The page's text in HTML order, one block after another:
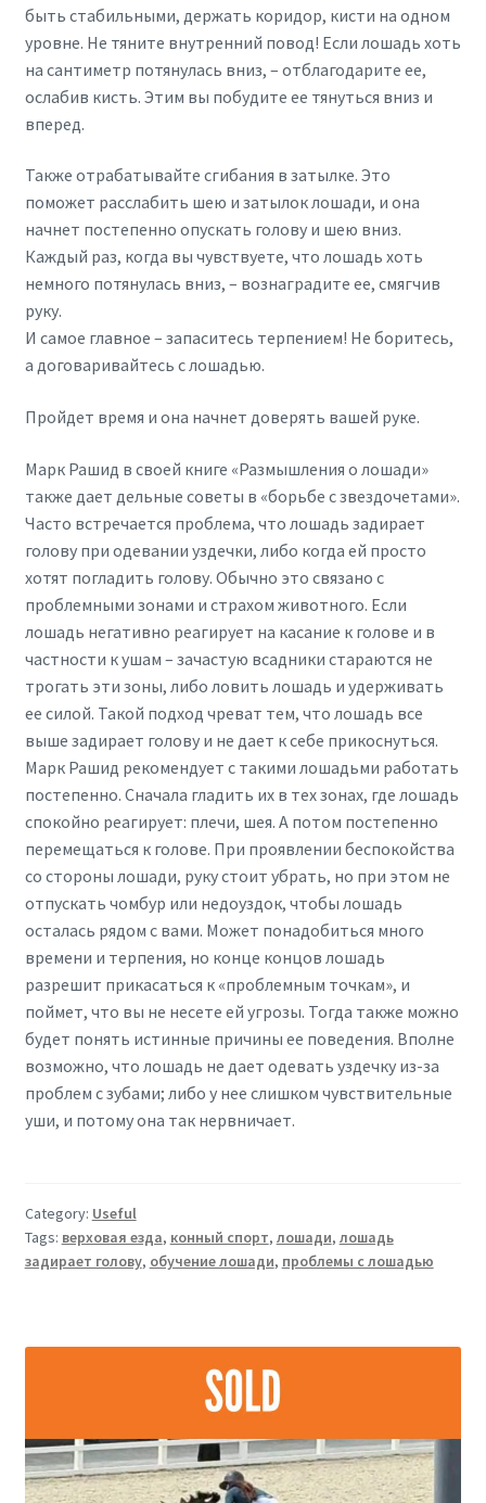
быть стабильными, держать коридор, кисти на одном
уровне. Не тяните внутренний повод! Если лошадь хоть
на сантиметр потянулась вниз, – отблагодарите ее,
ослабив кисть. Этим вы побудите ее тянуться вниз и
вперед.
Также отрабатывайте сгибания в затылке. Это
поможет расслабить шею и затылок лошади, и она
начнет постепенно опускать голову и шею вниз.
Каждый раз, когда вы чувствуете, что лошадь хоть
немного потянулась вниз, – вознаградите ее, смягчив
руку.
И самое главное – запаситесь терпением! Не боритесь,
а договаривайтесь с лошадью.
Пройдет время и она начнет доверять вашей руке.
Марк Рашид в своей книге «Размышления о лошади»
также дает дельные советы в «борьбе с звездочетами».
Часто встречается проблема, что лошадь задирает
голову при одевании уздечки, либо когда ей просто
хотят погладить голову. Обычно это связано с
проблемными зонами и страхом животного. Если
лошадь негативно реагирует на касание к голове и в
частности к ушам – зачастую всадники стараются не
трогать эти зоны, либо ловить лошадь и удерживать
ее силой. Такой подход чреват тем, что лошадь все
выше задирает голову и не дает к себе прикоснуться.
Марк Рашид рекомендует с такими лошадьми работать
постепенно. Сначала гладить их в тех зонах, где лошадь
спокойно реагирует: плечи, шея. А потом постепенно
перемещаться к голове. При проявлении беспокойства
со стороны лошади, руку стоит убрать, но при этом не
отпускать чомбур или недоуздок, чтобы лошадь
осталась рядом с вами. Может понадобиться много
времени и терпения, но конце концов лошадь
разрешит прикасаться к «проблемным точкам», и
поймет, что вы не несете ей угрозы. Тогда также можно
будет понять истинные причины ее поведения. Вполне
возможно, что лошадь не дает одевать уздечку из-за
проблем с зубами; либо у нее слишком чувствительные
уши, и потому она так нервничает.
Category: Useful
Tags: верховая езда, конный спорт, лошади, лошадь
задирает голову, обучение лошади, проблемы с лошадью